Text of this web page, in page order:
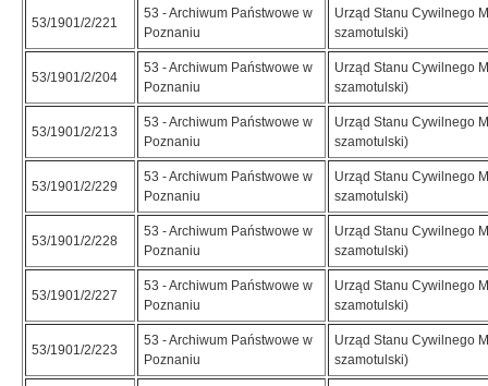
53/1901/2/221
53 - Archiwum Państwowe w
Poznaniu
Urząd Stanu Cywilnego
szamotulski)
53/1901/2/204
53 - Archiwum Państwowe w
Poznaniu
Urząd Stanu Cywilnego
szamotulski)
53/1901/2/213
53 - Archiwum Państwowe w
Poznaniu
Urząd Stanu Cywilnego
szamotulski)
53/1901/2/229
53 - Archiwum Państwowe w
Poznaniu
Urząd Stanu Cywilnego
szamotulski)
53/1901/2/228
53 - Archiwum Państwowe w
Poznaniu
Urząd Stanu Cywilnego
szamotulski)
53/1901/2/227
53 - Archiwum Państwowe w
Poznaniu
Urząd Stanu Cywilnego
szamotulski)
53/1901/2/223
53 - Archiwum Państwowe w
Poznaniu
Urząd Stanu Cywilnego
szamotulski)